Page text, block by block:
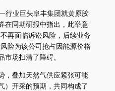
行业巨头阜丰集团就黄原胶
在同期研报中指出，此举意
再面临诉讼风险，后续业务
险为该公司抢占因能源价格
市场扫清了障碍。
，叠加天然气供应紧张可能
）开采的预期，共同构成了